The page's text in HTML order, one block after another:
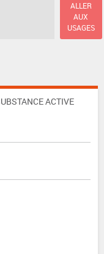
ALLER
AUX
USAGES
ACTIVE